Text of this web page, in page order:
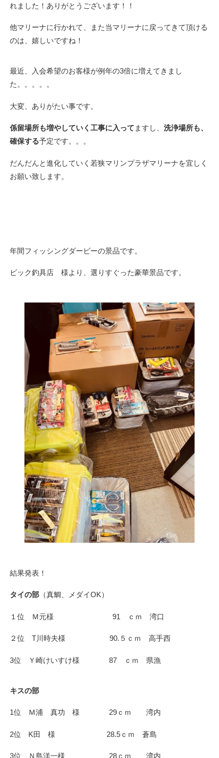
れました！ありがとうございます！！
他マリーナに行かれて、また当マリーナに戻ってきて頂ける
のは、嬉しいですね！
最近、入会希望のお客様が例年の3倍に増えてきまし
た。。。。。
大変、ありがたい事です。
係留場所も増やしていく工事に入って ますし、 洗浄場所も、
確保する予定です。。。
だんだんと進化していく若狭マリンプラザマリーナを宜しく
お願い致します。
年間フィッシングダービーの景品です。
ビック釣具店 様より、選りすぐった豪華景品です。
結果発表！
タイの部 （真鯛、メダイOK）
１位 Ｍ元様 91 ｃｍ 湾口
２位 T川時夫様 90.５ｃｍ 高手西
3位 Ｙ崎けいすけ様 87 ｃｍ 県漁
キスの部
1位 Ｍ浦 真功 様 29ｃｍ 湾内
2位 K田 様 28.5ｃｍ 蒼島
3位 Ｎ島洋一様 28ｃｍ 湾内